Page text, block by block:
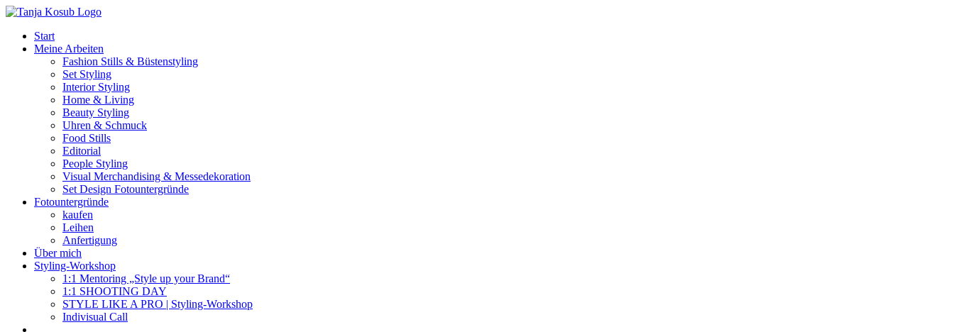
Zum
springenStart
Meine Arbeiten
Fashion Stills & Büstenstyling
Set Styling
Interior Styling
Home & Living
Beauty Styling
Uhren & Schmuck
Food Stills
Editorial
People Styling
Visual Merchandising & Messedekoration
Set Design Fotountergründe
Fotountergründe
kaufen
Leihen
Anfertigung
Über mich
Styling-Workshop
1:1 Mentoring „Style up your Brand“
1:1 SHOOTING DAY
STYLE LIKE A PRO | Styling-Workshop
Indivisual Call